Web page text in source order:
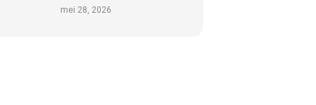
mei 28, 2026